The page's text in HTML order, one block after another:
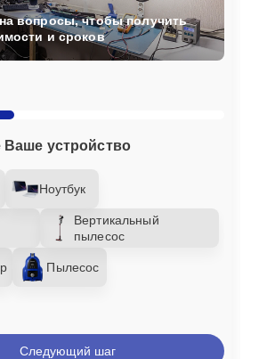
устройство
Ноутбук
Вертикальный
пылесос
Пылесос
вопросы, чтобы получить
и сроков
Следующий шаг